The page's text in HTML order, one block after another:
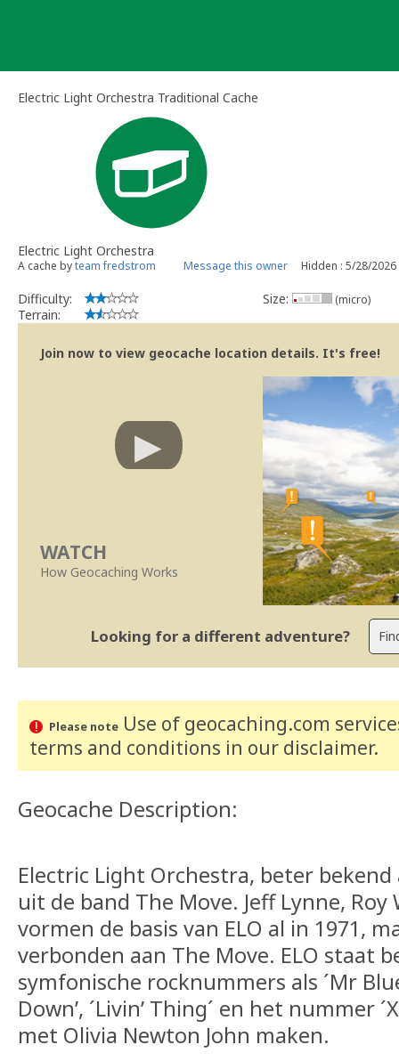
Electric Light Orchestra Traditional Cache
Electric Light Orchestra
A cache byteam fredstrom Message this owner Hidden : 5/28/2026
Difficulty:
Terrain:
Size: (micro)
Join now to view geocache location details. It's free!
WATCH
How Geocaching Works
Looking for a different adventure?
Please noteUse of geocaching.com
terms and conditions in our disclaimer.
Geocache Description:
Electric Light Orchestra, beter
uit de band The Move. Jeff Lynne, Roy
vormen de basis van ELO al in 1971,
verbonden aan The Move. ELO staat
symfonische rocknummers als ´Mr
Down’, ´Livin’ Thing´ en het nummer
met Olivia Newton John maken.